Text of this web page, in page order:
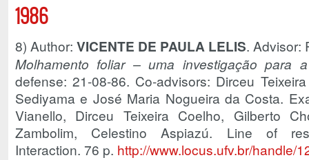
1986
8) Author: VICENTE DE PAULA LELIS. Advisor:
Molhamento foliar – uma investigação para
defense: 21-08-86. Co-advisors: Dirceu
Sediyama e José Maria Nogueira da Costa.
Vianello, Dirceu Teixeira Coelho, Gilberto
Zambolim, Celestino Aspiazú. Line of
Interaction. 76 p. http://www.locus.ufv.br/handle/